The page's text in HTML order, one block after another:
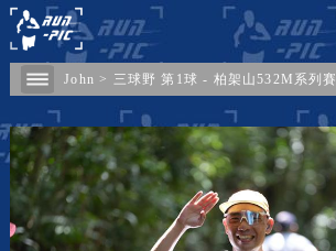
John > 三球野 第1球 - 柏架山532M系列賽